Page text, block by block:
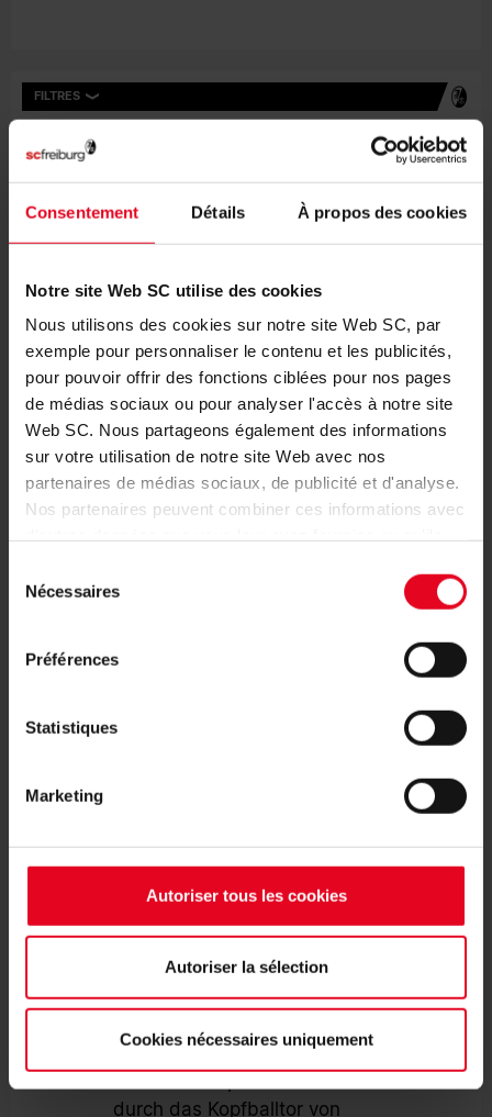
Consentement Détails À propos des cookies
Notre site Web SC utilise des cookies
Nous utilisons des cookies sur notre site Web SC, par
exemple pour personnaliser le contenu et les publicités,
pour pouvoir offrir des fonctions ciblées pour nos pages
de médias sociaux ou pour analyser l'accès à notre site
Web SC. Nous partageons également des informations
sur votre utilisation de notre site Web avec nos
partenaires de médias sociaux, de publicité et d'analyse.
Nos partenaires peuvent combiner ces informations avec
services.
Nécessaires
Préférences
Statistiques
Marketing
Autoriser tous les cookies
Autoriser la sélection
Cookies nécessaires uniquement
FILTRES
@rcsa
08.08.2026
SC FREIBURG
Alle
Tore heute gegen
@rcsa
Wir gewinnen auch den
durch das Kopfballtor von